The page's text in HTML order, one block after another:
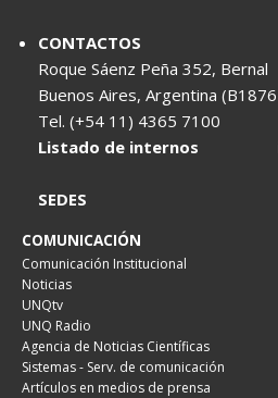
CONTACTOS
Roque Sáenz Peña 352, Bernal
Buenos Aires, Argentina
Tel. (+54 11) 4365 7100
Listado de internos
SEDES
COMUNICACIÓN
Comunicación Institucional
Noticias
UNQtv
UNQ Radio
Agencia de Noticias Científicas
Sistemas - Serv. de comunicación
Artículos en medios de prensa